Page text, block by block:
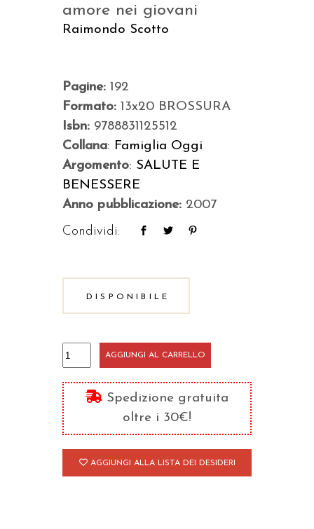
amore nei giovani
Raimondo Scotto
Pagine: 192
Formato: 13x20 BROSSURA
Isbn: 9788831125512
Collana: Famiglia Oggi
Argomento: SALUTE E
BENESSERE
Anno pubblicazione: 2007
Condividi:
DISPONIBILE
Orizzonti
di
libertà
quantità
AGGIUNGI AL CARRELLO
Spedizione gratuita
oltre i 30€!
AGGIUNGI ALLA LISTA DEI DESIDERI